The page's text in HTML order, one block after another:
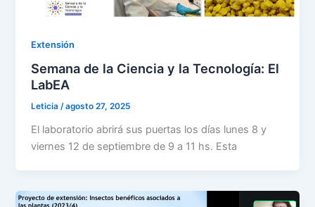
Extensión
Semana de la Ciencia y la Tecnología: El
LabEA
Leticia/agosto 27, 2025
El laboratorio abrirá sus puertas los días lunes 8 y
viernes 12 de septiembre de 9 a 11 hs. Esta